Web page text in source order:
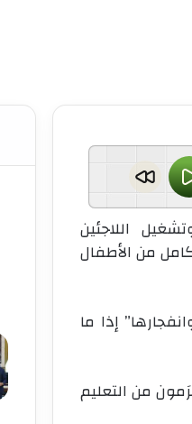
اللاجئين
من الأطفال
إذا ما
من التعليم